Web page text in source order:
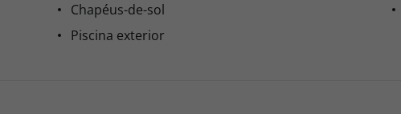
Chapéus-de-sol
Piscina exterior